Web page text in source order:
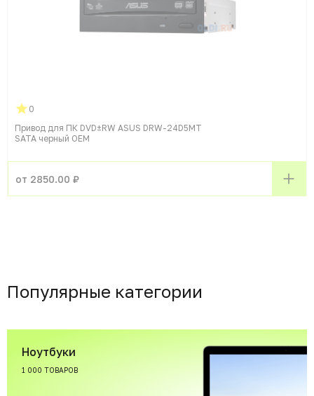
0
Привод для ПК DVD±RW ASUS DRW-24D5MT
SATA черный OEM
от 2850.00 ₽
Популярные категории
Ноутбуки
1 000 ТОВАРОВ